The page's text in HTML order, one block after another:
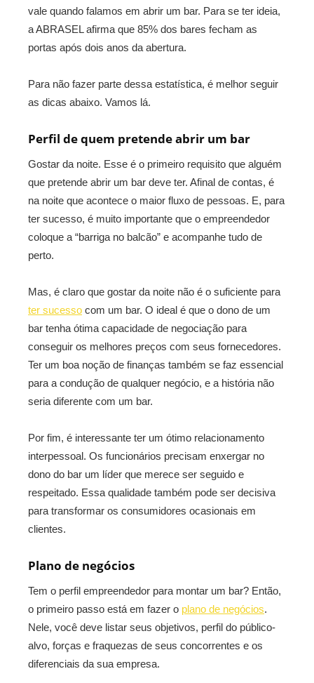
vale quando falamos em abrir um bar. Para se ter ideia,
a ABRASEL afirma que 85% dos bares fecham as
portas após dois anos da abertura.
Para não fazer parte dessa estatística, é melhor seguir
as dicas abaixo. Vamos lá.
Perfil de quem pretende abrir um bar
Gostar da noite. Esse é o primeiro requisito que alguém
que pretende abrir um bar deve ter. Afinal de contas, é
na noite que acontece o maior fluxo de pessoas. E, para
ter sucesso, é muito importante que o empreendedor
coloque a “barriga no balcão” e acompanhe tudo de
perto.
Mas, é claro que gostar da noite não é o suficiente para
ter sucesso com um bar. O ideal é que o dono de um
bar tenha ótima capacidade de negociação para
conseguir os melhores preços com seus fornecedores.
Ter um boa noção de finanças também se faz essencial
para a condução de qualquer negócio, e a história não
seria diferente com um bar.
Por fim, é interessante ter um ótimo relacionamento
interpessoal. Os funcionários precisam enxergar no
dono do bar um líder que merece ser seguido e
respeitado. Essa qualidade também pode ser decisiva
para transformar os consumidores ocasionais em
clientes.
Plano de negócios
Tem o perfil empreendedor para montar um bar? Então,
o primeiro passo está em fazer o plano de negócios.
Nele, você deve listar seus objetivos, perfil do público-
alvo, forças e fraquezas de seus concorrentes e os
diferenciais da sua empresa.